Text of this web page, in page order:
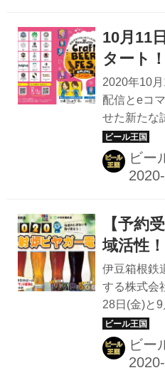
いにある観
湾と富士山
ザ」1Fの
岡県内のブ
ろん、全国
ーカーが集
理ブースも
カレーもつ
10月11
タート
ートー
しむ「
フェス
2020年10
配信とeコ
せた新たな
ビールフェ
る。 2018
クラフトビ
飲食店が
スペースと
一大イベン
親しまれて
ロナウィ
での開催は
送を活用し
えた。 ビ
ビー
【予約
域活性
が飲み
「2020
車」運
伊豆箱根鉄
する株式会
28日(金)と
ビヤのビー
「2020反射
る。 『
ビー